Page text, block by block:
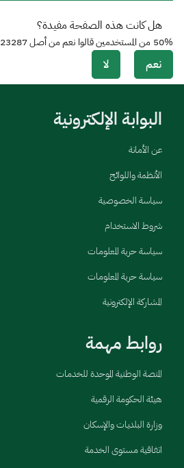
هل كانت هذه الصفحة مفيدة؟
نعم لا
50% من المستخدمين قالوا نعم من أصل23287
البوابة الإلكترونية
عن الأمانة
الأنظمة واللوائح
سياسة الخصوصية
شروط الاستخدام
سياسة حرية المعلومات
سياسة حرية المعلومات
المشاركة الإلكترونية
روابط مهمة
المنصة الوطنية الموحدة للخدمات
هيئة الحكومة الرقمية
وزارة البلديات والإسكان
اتفاقية مستوى الخدمة